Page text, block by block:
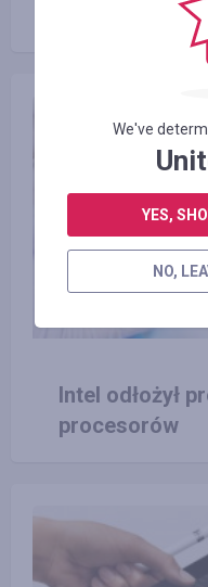
telefon
Intel odłożył
procesorów
We've
YES,
NO,